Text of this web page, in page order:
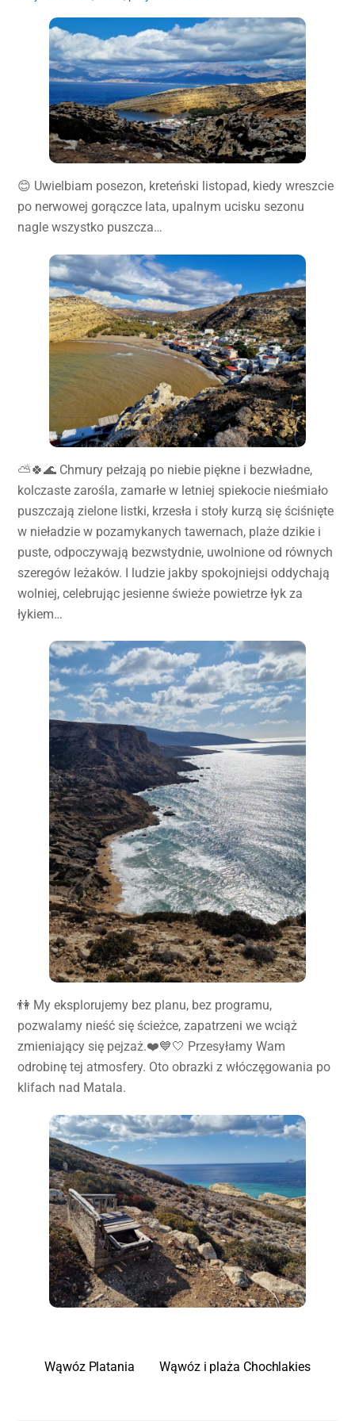
😊 Uwielbiam posezon, kreteński listopad, kiedy wreszcie
po nerwowej gorączce lata, upalnym ucisku sezonu
nagle wszystko puszcza…
⛅️🍀🌊 Chmury pełzają po niebie piękne i bezwładne,
kolczaste zarośla, zamarłe w letniej spiekocie nieśmiało
puszczają zielone listki, krzesła i stoły kurzą się ściśnięte
w nieładzie w pozamykanych tawernach, plaże dzikie i
puste, odpoczywają bezwstydnie, uwolnione od równych
szeregów leżaków. I ludzie jakby spokojniejsi oddychają
wolniej, celebrując jesienne świeże powietrze łyk za
łykiem…
👫 My eksplorujemy bez planu, bez programu,
pozwalamy nieść się ścieżce, zapatrzeni we wciąż
zmieniający się pejzaż.❤️💙🤍 Przesyłamy Wam
odrobinę tej atmosfery. Oto obrazki z włóczęgowania po
klifach nad Matala.
Wąwóz Platania Wąwóz i plaża Chochlakies